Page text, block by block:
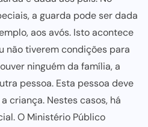
a guarda pode ser dada
aosavós. Isto acontece
não tiverem condições para
ninguém da família, a
pessoa. Esta pessoa deve
criança. Nestes casos, há
. O Ministério Público